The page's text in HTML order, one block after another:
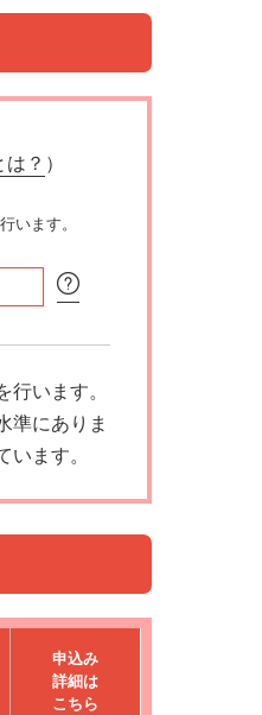
？ ）
います。
います。
準にありま
ます。
申込み
詳細は
こちら